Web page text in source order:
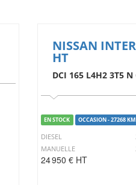
NISSAN
HT
DCI 165 L4H2 3T5 N
EN STOCK OCCASION - 27268 KM
DIESEL
MANUELLE
24 950 € HT